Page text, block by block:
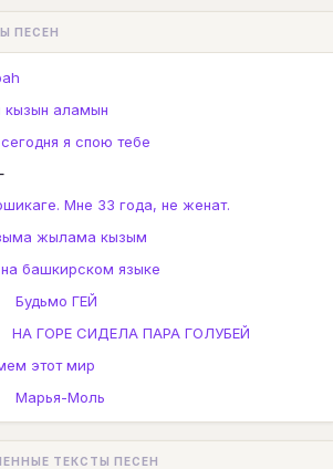
ПЕСЕН
кызын аламын
сегодня я спою тебе
Мне 33 года, не женат.
жылама кызым
на башкирском языке
Будьмо ГЕЙ
НА ГОРЕ СИДЕЛА ПАРА ГОЛУБЕЙ
этот мир
Марья-Моль
ТЕКСТЫ ПЕСЕН